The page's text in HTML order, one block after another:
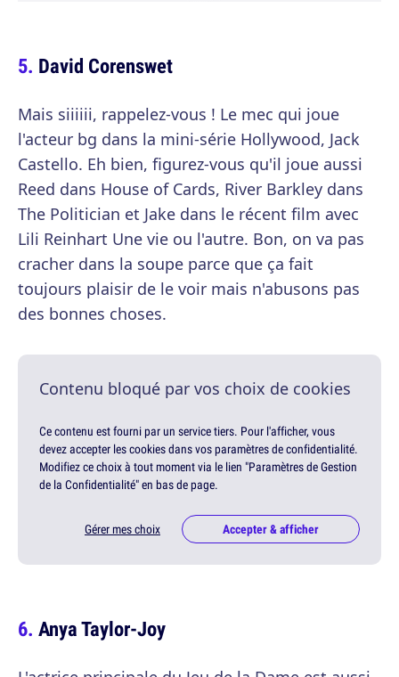
David Corenswet
Mais siiiiii, rappelez-vous ! Le mec qui joue
l'acteur bg dans la mini-série Hollywood, Jack
Castello. Eh bien, figurez-vous qu'il joue aussi
Reed dans House of Cards, River Barkley dans
The Politician et Jake dans le récent film avec
Lili Reinhart Une vie ou l'autre. Bon, on va pas
cracher dans la soupe parce que ça fait
toujours plaisir de le voir mais n'abusons pas
des bonnes choses.
Contenu bloqué par vos choix de cookies
Ce contenu est fourni par un service tiers. Pour l'afficher, vous
devez accepter les cookies dans vos paramètres de confidentialité.
Modifiez ce choix à tout moment via le lien "Paramètres de Gestion
de la Confidentialité" en bas de page.
Gérer mes choix Accepter & afficher
Anya Taylor-Joy